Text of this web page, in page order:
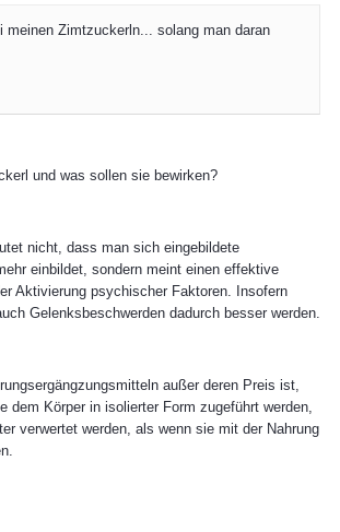
meinen Zimtzuckerln... solang man daran
und was sollen sie bewirken?
nicht, dass man sich eingebildete
einbildet, sondern meint einen effektive
Aktivierung psychischer Faktoren. Insofern
Gelenksbeschwerden dadurch besser werden.
außer deren Preis ist,
dem Körper in isolierter Form zugeführt werden,
verwertet werden, als wenn sie mit der Nahrung